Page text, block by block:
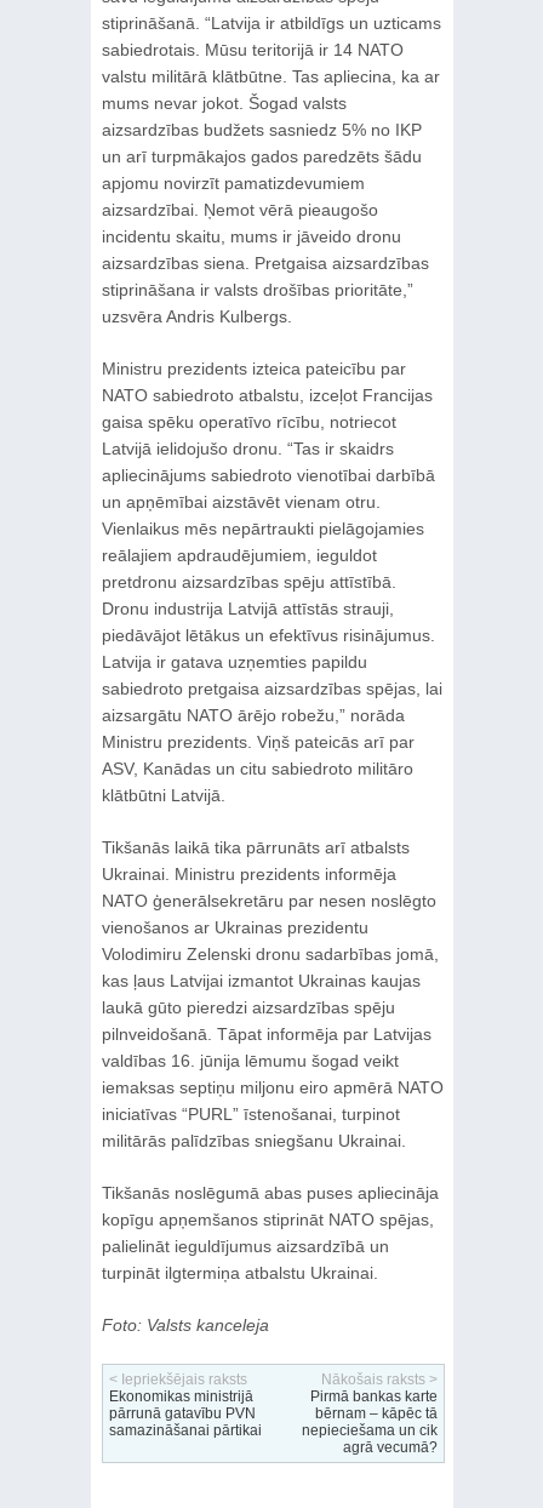
stiprināšanā. “Latvija ir atbildīgs un uzticams
sabiedrotais. Mūsu teritorijā ir 14 NATO
valstu militārā klātbūtne. Tas apliecina, ka ar
mums nevar jokot. Šogad valsts
aizsardzības budžets sasniedz 5% no IKP
un arī turpmākajos gados paredzēts šādu
apjomu novirzīt pamatizdevumiem
aizsardzībai. Ņemot vērā pieaugošo
incidentu skaitu, mums ir jāveido dronu
aizsardzības siena. Pretgaisa aizsardzības
stiprināšana ir valsts drošības prioritāte,”
uzsvēra Andris Kulbergs.
Ministru prezidents izteica pateicību par
NATO sabiedroto atbalstu, izceļot Francijas
gaisa spēku operatīvo rīcību, notriecot
Latvijā ielidojušo dronu. “Tas ir skaidrs
apliecinājums sabiedroto vienotībai darbībā
un apņēmībai aizstāvēt vienam otru.
Vienlaikus mēs nepārtraukti pielāgojamies
reālajiem apdraudējumiem, ieguldot
pretdronu aizsardzības spēju attīstībā.
Dronu industrija Latvijā attīstās strauji,
piedāvājot lētākus un efektīvus risinājumus.
Latvija ir gatava uzņemties papildu
sabiedroto pretgaisa aizsardzības spējas, lai
aizsargātu NATO ārējo robežu,” norāda
Ministru prezidents. Viņš pateicās arī par
ASV, Kanādas un citu sabiedroto militāro
klātbūtni Latvijā.
Tikšanās laikā tika pārrunāts arī atbalsts
Ukrainai. Ministru prezidents informēja
NATO ģenerālsekretāru par nesen noslēgto
vienošanos ar Ukrainas prezidentu
Volodimiru Zelenski dronu sadarbības jomā,
kas ļaus Latvijai izmantot Ukrainas kaujas
laukā gūto pieredzi aizsardzības spēju
pilnveidošanā. Tāpat informēja par Latvijas
valdības 16. jūnija lēmumu šogad veikt
iemaksas septiņu miljonu eiro apmērā NATO
iniciatīvas “PURL” īstenošanai, turpinot
militārās palīdzības sniegšanu Ukrainai.
Tikšanās noslēgumā abas puses apliecināja
kopīgu apņemšanos stiprināt NATO spējas,
palielināt ieguldījumus aizsardzībā un
turpināt ilgtermiņa atbalstu Ukrainai.
Foto: Valsts kanceleja
< Iepriekšējais raksts
Ekonomikas ministrijā
pārrunā gatavību PVN
samazināšanai pārtikai
Nākošais raksts >
Pirmā bankas karte
bērnam – kāpēc tā
nepieciešama un cik
agrā vecumā?